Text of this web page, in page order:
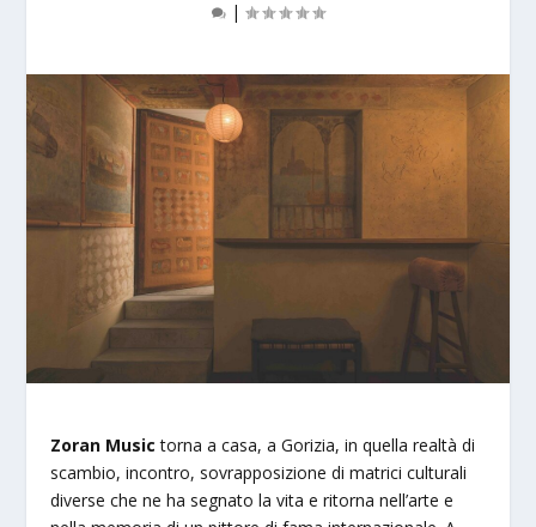
|
Zoran Music torna a casa, a Gorizia, in quella realtà di
scambio, incontro, sovrapposizione di matrici culturali
diverse che ne ha segnato la vita e ritorna nell’arte e